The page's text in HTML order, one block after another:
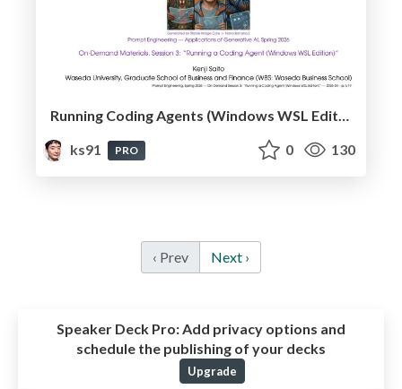
Running Coding Agents (Windows WSL Edition)
ks91
PRO 0 130
‹ Prev Next ›
Speaker Deck Pro: Add privacy options and
schedule the publishing of your decks
Upgrade